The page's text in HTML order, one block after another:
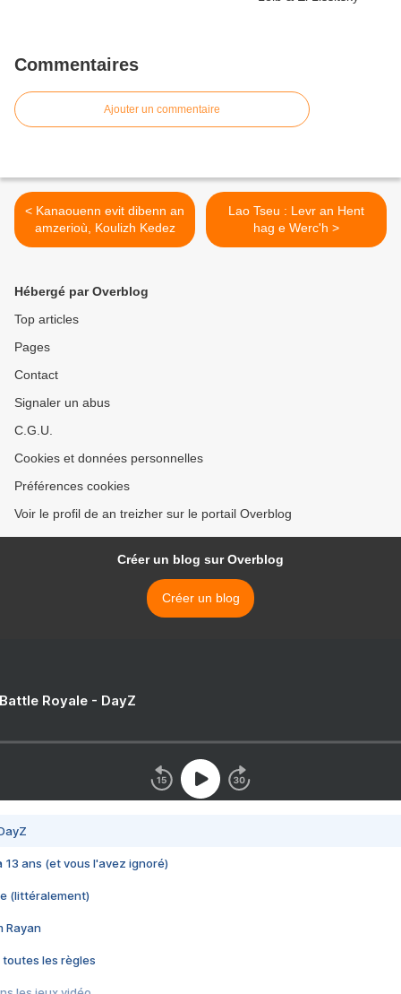
Commentaires
Ajouter un commentaire
< Kanaouenn evit dibenn an
amzerioù, Koulizh Kedez
Lao Tseu : Levr an Hent
hag e Werc'h >
Hébergé par Overblog
Top articles
Pages
Contact
Signaler un abus
C.G.U.
Cookies et données personnelles
Préférences cookies
Voir le profil de an treizher sur le portail Overblog
Créer un blog sur Overblog
Créer un blog
Royale - DayZ
13 ans (et vous l'avez ignoré)
(littéralement)
Rayan
toutes les règles